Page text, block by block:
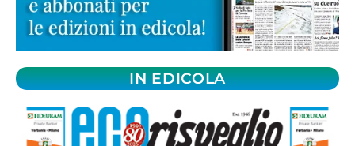
IN EDICOLA